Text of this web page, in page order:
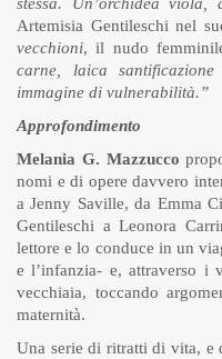
stessa. Un’orchidea
Artemisia Gentileschi nel
vecchioni, il nudo
carne, laica
immagine di vulnerabilità.”
Approfondimento
Melania G. Mazzucco
nomi e di opere davvero
a Jenny Saville, da Emma
Gentileschi a Leonora
lettore e lo conduce in un
e l’infanzia- e, attraverso i
vecchiaia, toccando
maternità.
Una serie di ritratti di vita, e